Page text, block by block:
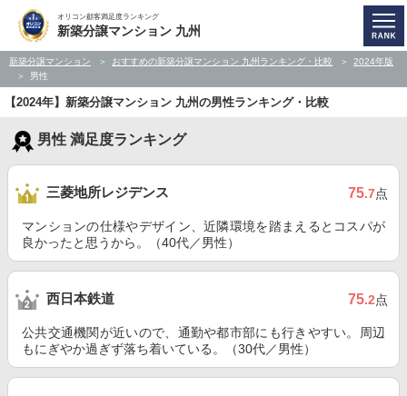
オリコン顧客満足度ランキング
新築分譲マンション 九州
新築分譲マンション おすすめの新築分譲マンション 九州ランキング・比較
2024年版
男性
【2024年】新築分譲マンション 九州の男性ランキング・比較
男性 満足度ランキング
三菱地所レジデンス 75.7点
マンションの仕様やデザイン、近隣環境を踏まえるとコスパが
良かったと思うから。（40代／男性）
西日本鉄道 75.2点
公共交通機関が近いので、通勤や都市部にも行きやすい。周辺
もにぎやか過ぎず落ち着いている。（30代／男性）